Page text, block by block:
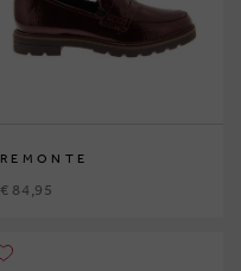
REMONTE
€ 84,95